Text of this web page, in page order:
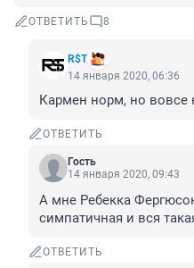
ОТВЕТИТЬ 8
R$Т
14 января 2020, 06:36
Кармен норм, но вовсе
ОТВЕТИТЬ
Гость
14 января 2020, 09:43
А мне Ребекка
симпатичная и вся
ОТВЕТИТЬ